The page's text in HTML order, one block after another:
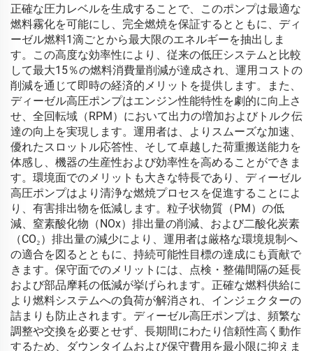
正確な圧力レベルを生成することで、このポンプは最適な
燃料霧化を可能にし、完全燃焼を保証するとともに、ディ
ーゼル燃料1滴ごとから最大限のエネルギーを抽出しま
す。この高度な効率性により、従来の低圧システムと比較
して最大15％の燃料消費量削減が達成され、運用コストの
削減を通じて即時の経済的メリットを提供します。また、
ディーゼル高圧ポンプはエンジン性能特性を劇的に向上さ
せ、全回転域（RPM）において出力の増加およびトルク伝
達の向上を実現します。運用者は、よりスムーズな加速、
優れたスロットル応答性、そして卓越した荷重搬送能力を
体感し、機器の生産性および効率性を高めることができま
す。環境面でのメリットも大きな特長であり、ディーゼル
高圧ポンプはより清浄な燃焼プロセスを促進することによ
り、有害排出物を低減します。粒子状物質（PM）の低
減、窒素酸化物（NOx）排出量の削減、および二酸化炭素
（CO₂）排出量の減少により、運用者は厳格な環境規制へ
の適合を図るとともに、持続可能性目標の達成にも貢献で
きます。保守面でのメリットには、点検・整備間隔の延長
および部品摩耗の低減が挙げられます。正確な燃料供給に
より燃料システムへの負荷が解消され、インジェクターの
詰まりも防止されます。ディーゼル高圧ポンプは、頻繁な
調整や交換を必要とせず、長期間にわたり信頼性高く動作
するため、ダウンタイムおよび保守費用を最小限に抑えま